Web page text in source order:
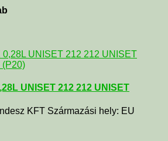
(P20)
UNISET 212 212 UNISET
KFT Származási hely: EU